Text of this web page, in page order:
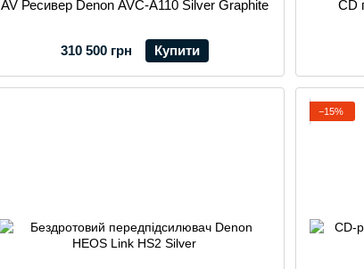
AV Ресивер Denon AVC-A110 Silver Graphite
310 500 грн Купити
CD
−15%